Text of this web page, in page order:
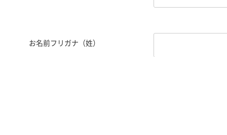
お名前フリガナ（姓）